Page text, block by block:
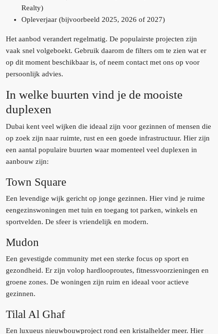
Realty)
Opleverjaar (bijvoorbeeld 2025, 2026 of 2027)
Het aanbod verandert regelmatig. De populairste projecten zijn
vaak snel volgeboekt. Gebruik daarom de filters om te zien wat er
op dit moment beschikbaar is, of neem contact met ons op voor
persoonlijk advies.
In welke buurten vind je de mooiste
duplexen
Dubai kent veel wijken die ideaal zijn voor gezinnen of mensen die
op zoek zijn naar ruimte, rust en een goede infrastructuur. Hier zijn
een aantal populaire buurten waar momenteel veel duplexen in
aanbouw zijn:
Town Square
Een levendige wijk gericht op jonge gezinnen. Hier vind je ruime
eengezinswoningen met tuin en toegang tot parken, winkels en
sportvelden. De sfeer is vriendelijk en modern.
Mudon
Een gevestigde community met een sterke focus op sport en
gezondheid. Er zijn volop hardlooproutes, fitnessvoorzieningen en
groene zones. De woningen zijn ruim en ideaal voor actieve
gezinnen.
Tilal Al Ghaf
Een luxueus nieuwbouwproject rond een kristalhelder meer. Hier